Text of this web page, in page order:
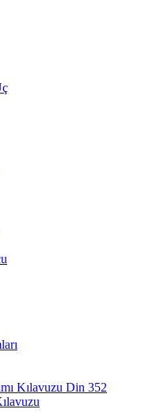
Kılavuzu Din 352